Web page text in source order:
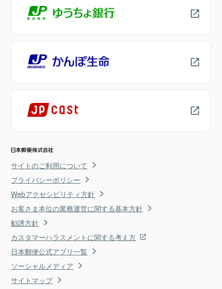
サイトのご利用について
プライバシーポリシー
Webアクセシビリティ方針
お客さま本位の業務運営に関する基本方針
勧誘方針
カスタマーハラスメントに関する考え方
日本郵便公式アプリ一覧
ソーシャルメディア
サイトマップ